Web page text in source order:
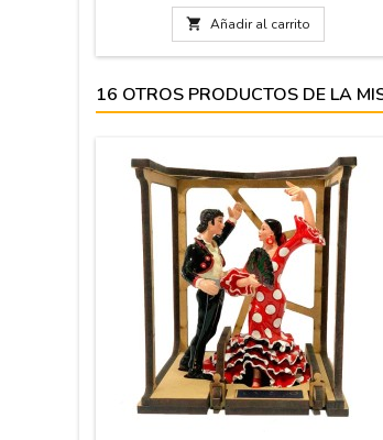
decoración. En estuche de regalo
transparente. Medida: 11 cm alto, caja
plástico de 15 cm alto x 11 cm ancho.
 Añadir al carrito
16 OTROS PRODUCTOS DE LA